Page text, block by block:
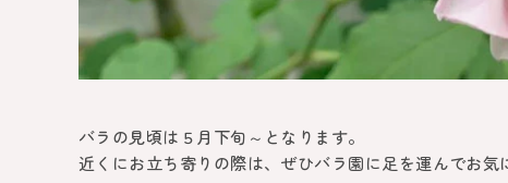
バラの見頃は５月下旬～となります。
近くにお立ち寄りの際は、ぜひバラ園に足を運んでお気